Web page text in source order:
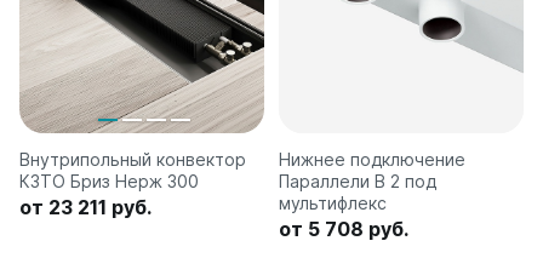
Внутрипольный конвектор
КЗТО Бриз Нерж 300
от 23 211 руб.
Нижнее подключение
Параллели В 2 под
мультифлекс
от 5 708 руб.